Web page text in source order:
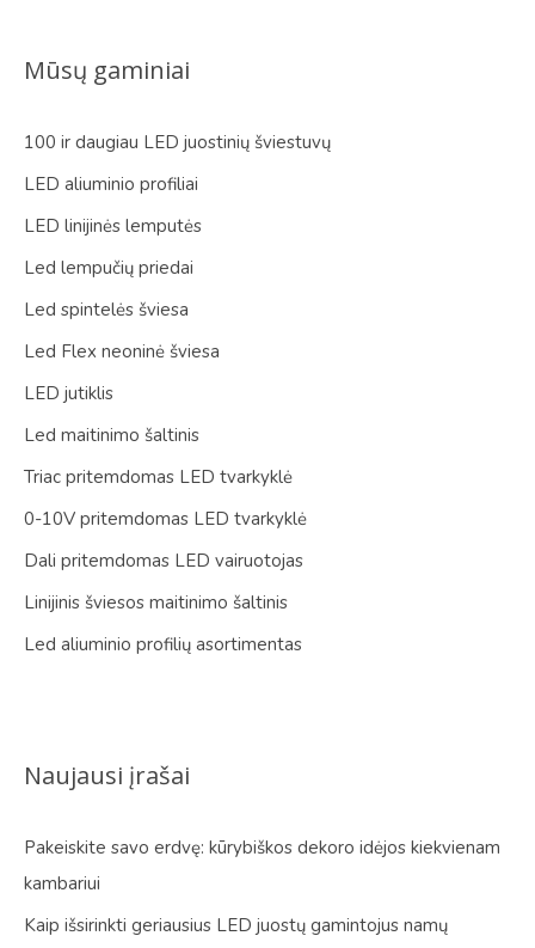
Mūsų gaminiai
100 ir daugiau LED juostinių šviestuvų
LED aliuminio profiliai
LED linijinės lemputės
Led lempučių priedai
Led spintelės šviesa
Led Flex neoninė šviesa
LED jutiklis
Led maitinimo šaltinis
Triac pritemdomas LED tvarkyklė
0-10V pritemdomas LED tvarkyklė
Dali pritemdomas LED vairuotojas
Linijinis šviesos maitinimo šaltinis
Led aliuminio profilių asortimentas
Naujausi įrašai
Pakeiskite savo erdvę: kūrybiškos dekoro idėjos kiekvienam
kambariui
Kaip išsirinkti geriausius LED juostų gamintojus namų